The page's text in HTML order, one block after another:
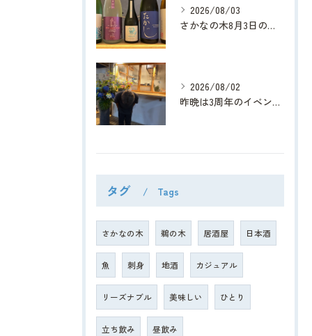
2026/08/03
さかなの木8月3日のメニューです。
2026/08/02
昨晩は3周年のイベントにたくさんのご来店、そして綺麗なお花、...
タグ Tags
さかなの木 鵜の木 居酒屋 日本酒
魚 刺身 地酒 カジュアル
リーズナブル 美味しい ひとり
立ち飲み 昼飲み